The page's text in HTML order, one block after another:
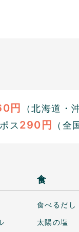
円
（北海道・
ス 290円 （全
食
食べるだし
太陽の塩